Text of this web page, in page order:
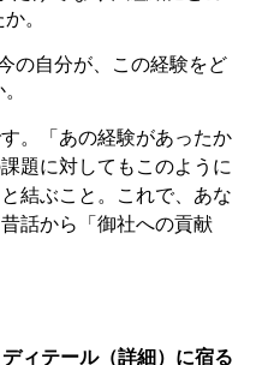
。
の自分が、この経験をど
。「あの経験があったか
題に対してもこのように
結ぶこと。これで、あな
話から「御社への貢献
ィテール（詳細）に宿る